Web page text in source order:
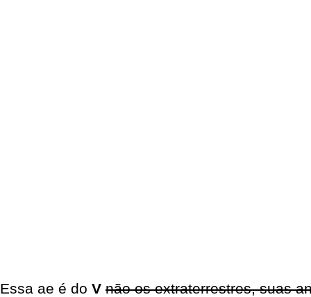
Essa ae é do V não os extraterrestres, suas